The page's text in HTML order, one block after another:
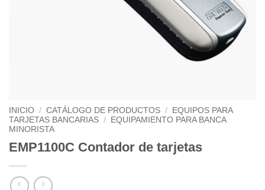
INICIO / CATÁLOGO DE PRODUCTOS /
EQUIPOS PARA
TARJETAS BANCARIAS /
EQUIPAMIENTO PARA BANCA
MINORISTA
EMP1100C Contador de tarjetas